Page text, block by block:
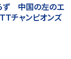
らず 中国の左のエ
チャンピオンズ